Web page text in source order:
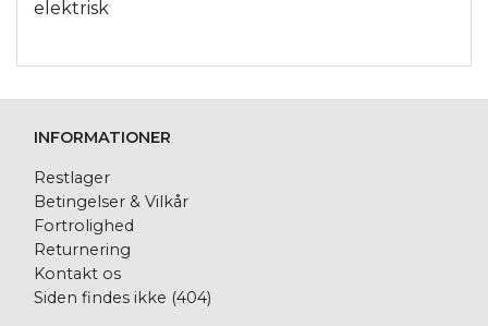
elektrisk
INFORMATIONER
Restlager
Betingelser & Vilkår
Fortrolighed
Returnering
Kontakt os
Siden findes ikke (404)